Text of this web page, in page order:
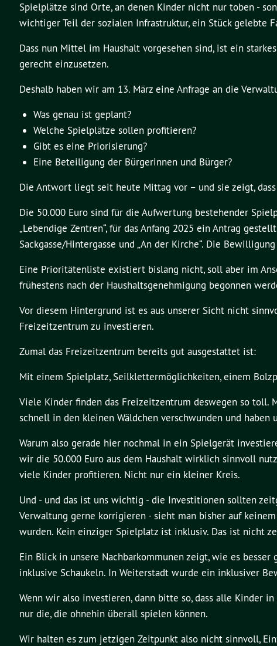
Spielplätze sind Orte, an denen Kinder nicht nur toben -
wichtiger Teil der sozialen Infrastruktur, ein Stück gelebte
Dass nun Mittel im Haushalt vorgesehen sind, ist ein
gerecht einzusetzen.
Deshalb haben wir am 13. März eine Anfrage an die
Was genau ist geplant?
Welche Spielplätze sollen profitieren?
Gibt es eine Priorisierung?
Eine Beteiligung der Bürgerinnen und Bürger?
Die Antwort liegt seit heute Mittag vor – und sie zeigt, dass
Die 50.000 Euro sind für die Aufwertung bestehender
„Lebendige Zentren“, für das Anfang 2025 ein Antrag
Sackgasse/Hintergasse und „An der Kirche“. Die
Eine Prioritätenliste existiert bislang nicht, soll aber im
frühestens nach der Haushaltsgenehmigung begonnen
Vor diesem Hintergrund ist es aus unserer Sicht nicht
Freizeitzentrum zu investieren.
Zumal das Freizeitzentrum bereits gut ausgestattet ist:
Mit einem Spielplatz, Seilklettermöglichkeiten, einem
Viele Kinder finden das Freizeitzentrum deswegen so toll.
schnell in den kleinen Wäldchen verschwunden und haben
Warum also gerade hier nochmal in ein Spielgerät
wir die 50.000 Euro aus dem Haushalt wirklich sinnvoll
viele Kinder profitieren. Nicht nur ein kleiner Kreis.
Und - und das ist uns wichtig - die Investitionen sollten
Verwaltung gerne korrigieren - sieht man bisher auf
wurden. Kein einziger Spielplatz ist inklusiv. Das ist nicht
Ein Blick in unsere Nachbarkommunen zeigt, wie es
inklusive Schaukeln. In Weiterstadt wurde ein inklusiver
Wenn wir also investieren, dann bitte so, dass alle Kinder
nur die, die ohnehin überall spielen können.
Wir halten es zum jetzigen Zeitpunkt also nicht sinnvoll,